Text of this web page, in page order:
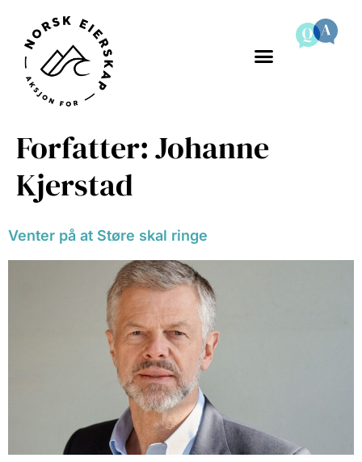
Forfatter:Johanne
Kjerstad
Venter på at Støre skal ringe